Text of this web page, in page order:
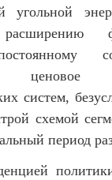
угольной
ценовое
систем,
схемой
период